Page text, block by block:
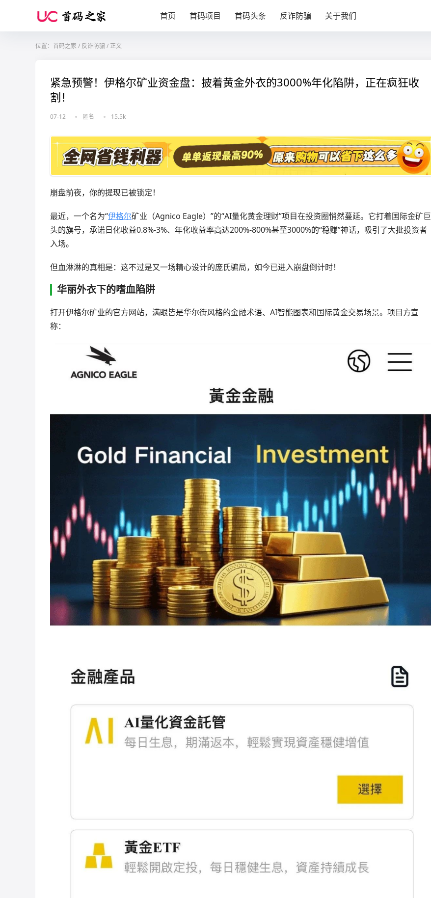
首页 首码项目 首码头条 反诈防骗 关于我们
位置： 首码之家 / 反诈防骗 /正文
紧急预警！伊格尔矿业资金盘：披着黄金外衣的3000%年化陷阱，正在疯狂收
割！
07-12 匿名 15.5k
崩盘前夜，你的提现已被锁定！
最近，一个名为“伊格尔矿业（Agnico Eagle）”的“AI量化黄金理财”项目在投资圈悄然蔓延。它打着国际金矿巨
头的旗号，承诺日化收益0.8%-3%、年化收益率高达200%-800%甚至3000%的“稳赚”神话，吸引了大批投资者
入场。
但血淋淋的真相是：这不过是又一场精心设计的庞氏骗局，如今已进入崩盘倒计时！
华丽外衣下的嗜血陷阱
打开伊格尔矿业的官方网站，满眼皆是华尔街风格的金融术语、AI智能图表和国际黄金交易场景。项目方宣
称：